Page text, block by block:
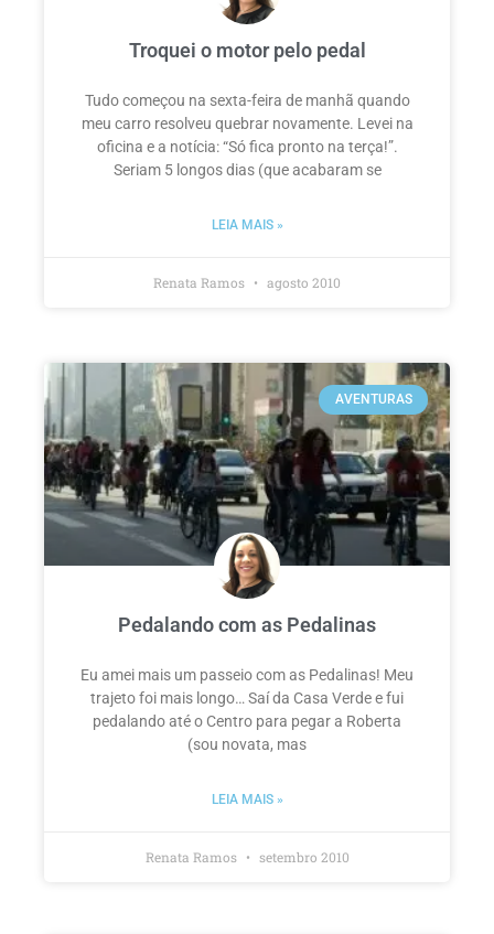
Troquei o motor pelo pedal
Tudo começou na sexta-feira de manhã quando
meu carro resolveu quebrar novamente. Levei na
oficina e a notícia: “Só fica pronto na terça!”.
Seriam 5 longos dias (que acabaram se
LEIA MAIS »
Renata Ramos agosto 2010
AVENTURAS
Pedalando com as Pedalinas
Eu amei mais um passeio com as Pedalinas! Meu
trajeto foi mais longo… Saí da Casa Verde e fui
pedalando até o Centro para pegar a Roberta
(sou novata, mas
LEIA MAIS »
Renata Ramos setembro 2010